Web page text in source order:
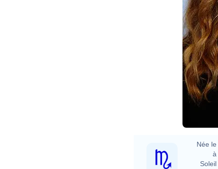
Née le
à
Soleil